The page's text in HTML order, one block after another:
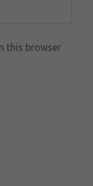
this browser